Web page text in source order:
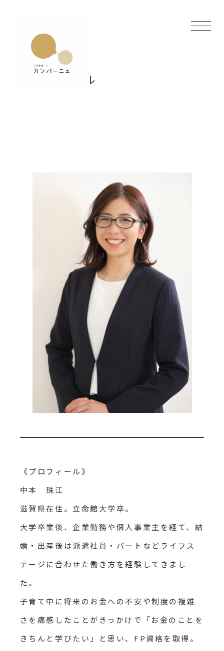
プロフィール
《プロフィール》
中本 珠江
滋賀県在住。立命館大学卒。
大学卒業後、企業勤務や個人事業主を経て、結
婚・出産後は派遣社員・パートなどライフス
テージに合わせた働き方を経験してきまし
た。
子育て中に将来のお金への不安や制度の複雑
さを痛感したことがきっかけで「お金のことを
きちんと学びたい」と思い、FP資格を取得。